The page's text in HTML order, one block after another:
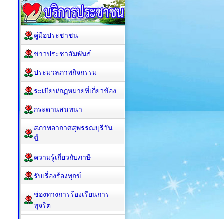
คู่มือประชาชน
ข่าวประชาสัมพันธ์
ประมวลภาพกิจกรรม
ระเบียบ/กฏหมายที่เกี่ยวข้อง
กระดานสนทนา
สภาพอากาศสุพรรณบุรีวัน
นี้
ความรู้เกี่ยวกับภาษี
รับเรื่องร้องทุกข์
ช่องทางการร้องเรียนการ
ทุจริต